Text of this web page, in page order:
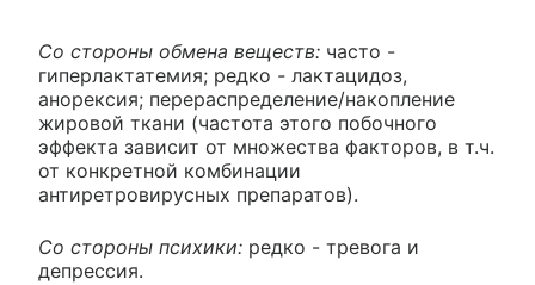
Со стороны обмена веществ: часто -
гиперлактатемия; редко - лактацидоз,
анорексия; перераспределение/накопление
жировой ткани (частота этого побочного
эффекта зависит от множества факторов, в т.ч.
от конкретной комбинации
антиретровирусных препаратов).
Со стороны психики: редко - тревога и
депрессия.